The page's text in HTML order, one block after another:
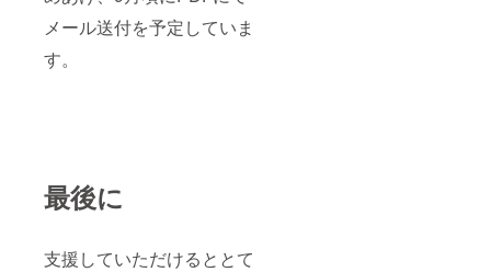
メール送付を予定していま
す。
最後に
支援していただけるととて